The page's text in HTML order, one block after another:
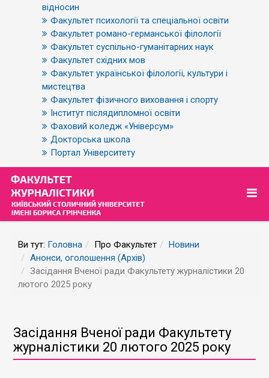
відносин
Факультет психології та спеціальної освіти
Факультет романо-германської філології
Факультет суспільно-гуманітарних наук
Факультет східних мов
Факультет української філології, культури і
мистецтва
Факультет фізичного виховання і спорту
Інститут післядипломної освіти
Фаховий коледж «Універсум»
Докторська школа
Портал Університету
Ви тут: Головна Про Факультет
Новини
Анонси, оголошення (Архів)
Засідання Вченої ради Факультету журналістики 20
лютого 2025 року
Засідання Вченої ради Факультету
журналістики 20 лютого 2025 року